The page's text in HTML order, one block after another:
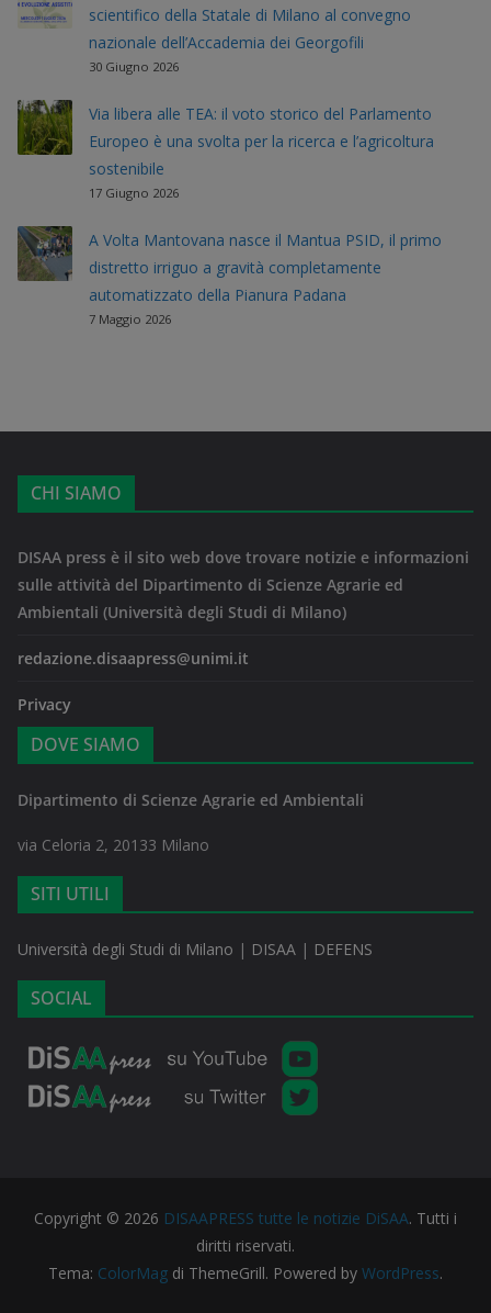
scientifico della Statale di Milano al convegno
nazionale dell’Accademia dei Georgofili
30 Giugno 2026
Via libera alle TEA: il voto storico del Parlamento
Europeo è una svolta per la ricerca e l’agricoltura
sostenibile
17 Giugno 2026
A Volta Mantovana nasce il Mantua PSID, il primo
distretto irriguo a gravità completamente
automatizzato della Pianura Padana
7 Maggio 2026
CHI SIAMO
DISAA press è il sito web dove trovare notizie e informazioni
sulle attività del Dipartimento di Scienze Agrarie ed
Ambientali (Università degli Studi di Milano)
redazione.disaapress@unimi.it
Privacy
DOVE SIAMO
Dipartimento di Scienze Agrarie ed Ambientali
via Celoria 2, 20133 Milano
SITI UTILI
Università degli Studi di Milano | DISAA | DEFENS
SOCIAL
Copyright © 2026 DISAAPRESS tutte le notizie DiSAA. Tutti i
diritti riservati.
Tema: ColorMag di ThemeGrill. Powered by WordPress.